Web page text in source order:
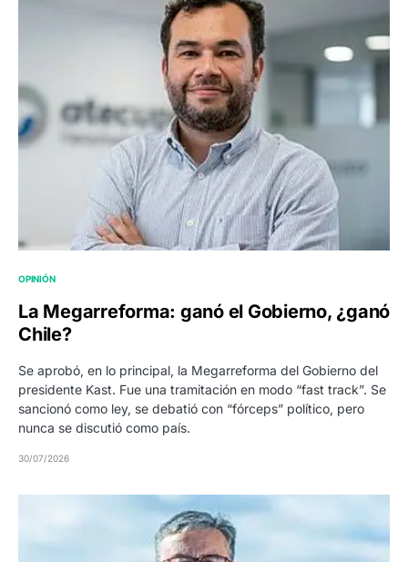
OPINIÓN
La Megarreforma: ganó el Gobierno, ¿ganó
Chile?
Se aprobó, en lo principal, la Megarreforma del Gobierno del
presidente Kast. Fue una tramitación en modo “fast track”. Se
sancionó como ley, se debatió con “fórceps” político, pero
nunca se discutió como país.
30/07/2026